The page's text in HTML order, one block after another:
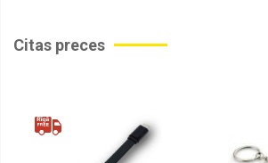
Citas preces